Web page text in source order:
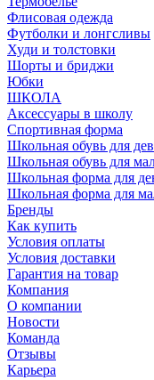
Флисовая одежда
Футболки и лонгсливы
Худи и толстовки
Шорты и бриджи
Юбки
ШКОЛА
Аксессуары в школу
Спортивная форма
Школьная обувь для
Школьная обувь для
Школьная форма для
Школьная форма для
Бренды
Как купить
Условия оплаты
Условия доставки
Гарантия на товар
Компания
О компании
Новости
Команда
Отзывы
Карьера